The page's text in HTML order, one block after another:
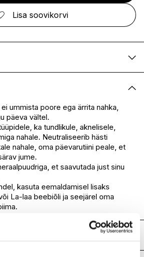
Lisa soovikorvi
Saadaval
Saadaval
Saadaval
Saadaval
ummista poore ega ärrita nahka,
päeva vältel.
ka tundlikule, aknelisele,
nahale. Neutraliseerib hästi
nahale, oma päevarutiini peale, et
jume.
et saavutada just sinu
kasuta eemaldamisel lisaks
La-laa beebiõli ja seejärel oma